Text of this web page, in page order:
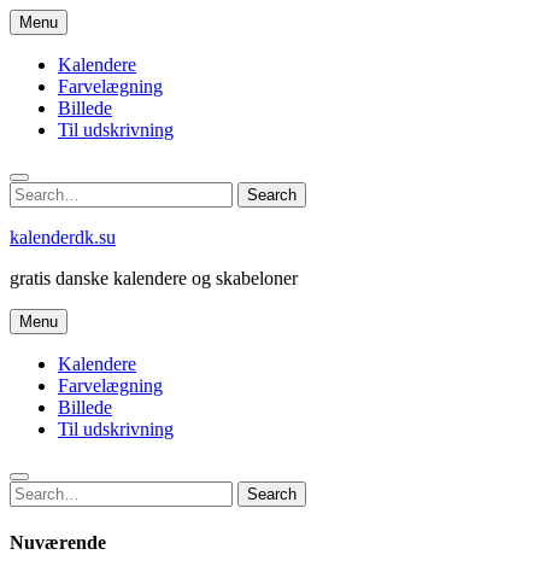
Skip
to
content
Menu
Kalendere
Farvelægning
Billede
Til udskrivning
Search
for:
Search
kalenderdk.su
gratis danske kalendere og skabeloner
Menu
Kalendere
Farvelægning
Billede
Til udskrivning
Search
for:
Search
Nuværende